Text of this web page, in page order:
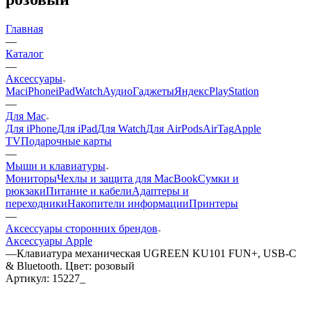
Главная
—
Каталог
—
Аксессуары
MaciPhoneiPadWatchАудиоГаджетыЯндексPlayStation
—
Для Mac
Для iPhoneДля iPadДля WatchДля AirPodsAirTagApple
TVПодарочные карты
—
Мыши и клавиатуры
МониторыЧехлы и защита для MacBookСумки и
рюкзакиПитание и кабелиАдаптеры и
переходникиНакопители информацииПринтеры
—
Аксессуары сторонних брендов
Аксессуары Apple
—Клавиатура механическая UGREEN KU101 FUN+, USB-C
& Bluetooth. Цвет: розовый
Артикул: 15227_